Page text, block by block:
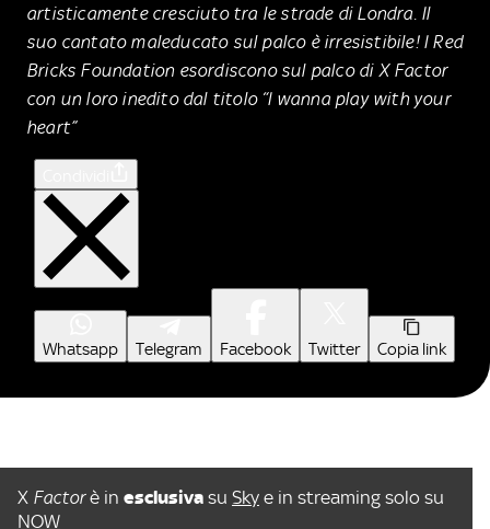
artisticamente cresciuto tra le strade di Londra. Il
suo cantato maleducato sul palco è irresistibile! I Red
Bricks Foundation esordiscono sul palco di X Factor
con un loro inedito dal titolo “I wanna play with your
heart”
Whatsapp Telegram Facebook Twitter Copia link
X Factorè in esclusiva su Sky e in streaming solo su
NOW